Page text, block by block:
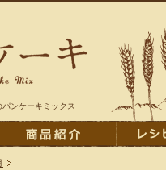
ンケーキミックス